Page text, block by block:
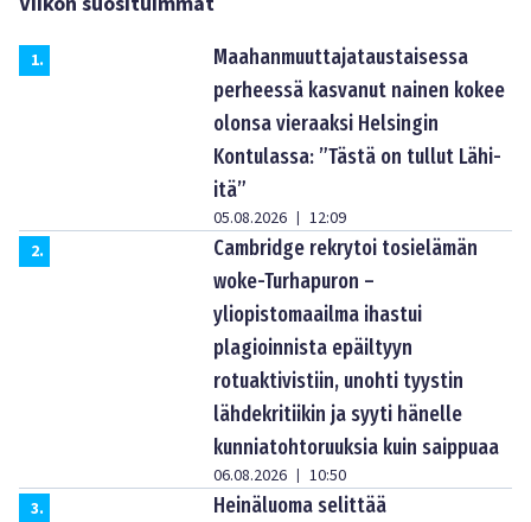
1.
Maahanmuuttajataustaisessa
perheessä kasvanut nainen kokee
olonsa vieraaksi Helsingin
Kontulassa: ”Tästä on tullut Lähi-
itä”
05.08.2026 | 12:09
2.
Cambridge rekrytoi tosielämän
woke-Turhapuron –
yliopistomaailma ihastui
plagioinnista epäiltyyn
rotuaktivistiin, unohti tyystin
lähdekritiikin ja syyti hänelle
kunniatohtoruuksia kuin saippuaa
06.08.2026 | 10:50
3.
Heinäluoma selittää